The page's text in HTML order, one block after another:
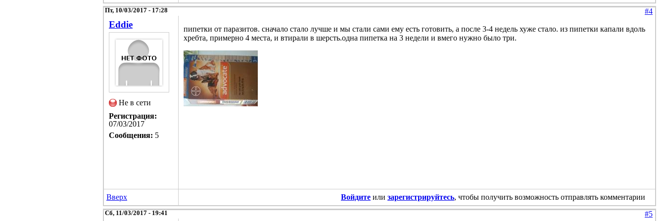
Пт, 10/03/2017 - 17:28 #4
Eddie
Не в сети
Регистрация:
07/03/2017
Сообщения: 5
пипетки от паразитов. сначало стало лучше и мы стали сами ему есть готовить, а после 3-4 недель хуже стало. из пипетки капали вдоль
хребта, примерно 4 места, и втирали в шерсть.одна пипетка на 3 недели и вмего нужно было три.
Вверх Войдите или зарегистрируйтесь, чтобы получить возможность отправлять комментарии
Сб, 11/03/2017 - 19:41 #5